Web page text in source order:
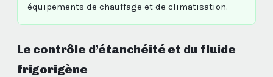
équipements de chauffage et de climatisation.
Le contrôle d’étanchéité et du fluide
frigorigène